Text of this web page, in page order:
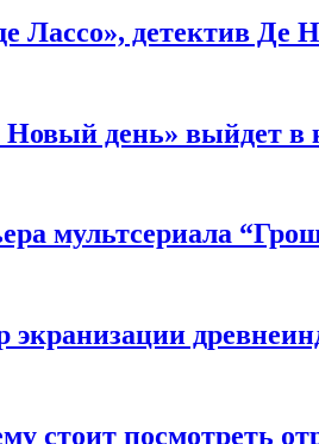
Лассо», детектив Де
день» выйдет в
мультсериала
стоит посмотреть